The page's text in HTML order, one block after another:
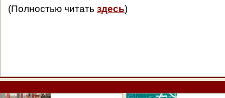
(Полностью читать здесь)